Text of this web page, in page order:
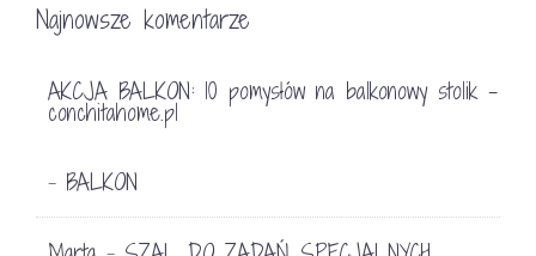
Najnowsze komentarze
AKCJA BALKON: 10 pomysłów na balkonowy stolik -
conchitahome.pl
- BALKON